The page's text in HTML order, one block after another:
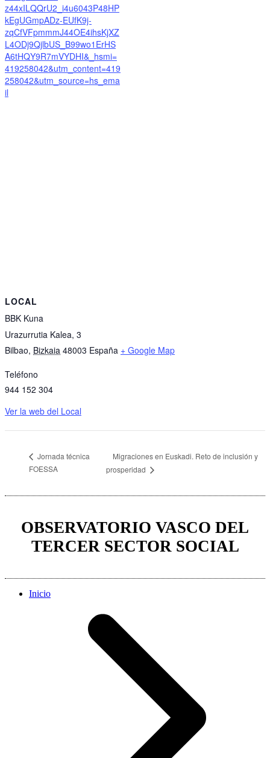
z44xILQQrU2_i4u6043P48HP
kEgUGmpADz-EUfK9j-
zqCfVFpmmmJ44OE4ihsKjXZ
L4ODj9QjlbUS_B99wo1ErHS
A6tHQY9R7mVYDHI&_hsmi=
419258042&utm_content=419
258042&utm_source=hs_ema
il
LOCAL
BBK Kuna
Urazurrutia Kalea, 3
Bilbao, Bizkaia 48003 España + Google Map
Teléfono
944 152 304
Ver la web del Local
Jornada técnica
FOESSA
Migraciones en Euskadi. Reto de inclusión y
prosperidad
OBSERVATORIO VASCO DEL
TERCER SECTOR SOCIAL
Inicio